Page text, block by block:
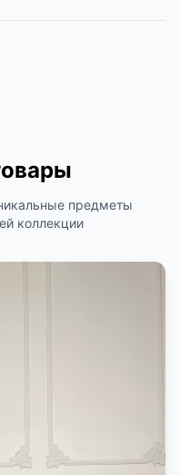
предметы
коллекции